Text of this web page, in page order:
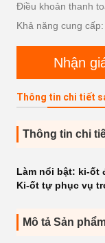
Điều khoản thanh
Khả năng cung
Nhận
Thông tin chi tiết
Thông tin chi
Làm nổi bật: ki-ốt
Ki-ốt tự phục vụ
Mô tả Sản